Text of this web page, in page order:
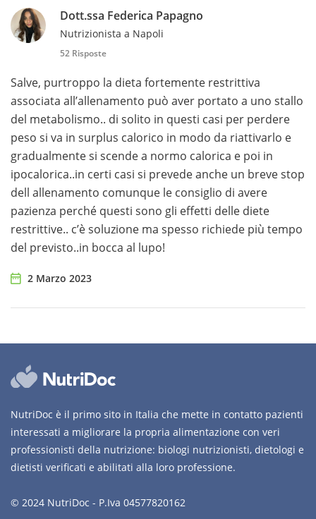
Dott.ssa Federica Papagno
Nutrizionista a Napoli
52 Risposte
Salve, purtroppo la dieta fortemente restrittiva
associata all’allenamento può aver portato a uno stallo
del metabolismo.. di solito in questi casi per perdere
peso si va in surplus calorico in modo da riattivarlo e
gradualmente si scende a normo calorica e poi in
ipocalorica..in certi casi si prevede anche un breve stop
dell allenamento comunque le consiglio di avere
pazienza perché questi sono gli effetti delle diete
restrittive.. c’è soluzione ma spesso richiede più tempo
del previsto..in bocca al lupo!
2 Marzo 2023
NutriDoc è il primo sito in Italia che mette in contatto pazienti
interessati a migliorare la propria alimentazione con veri
professionisti della nutrizione: biologi nutrizionisti, dietologi e
dietisti verificati e abilitati alla loro professione.
© 2024 NutriDoc - P.Iva 04577820162